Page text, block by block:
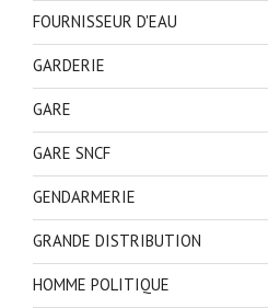
FOURNISSEUR D'EAU
GARDERIE
GARE
GARE SNCF
GENDARMERIE
GRANDE DISTRIBUTION
HOMME POLITIQUE